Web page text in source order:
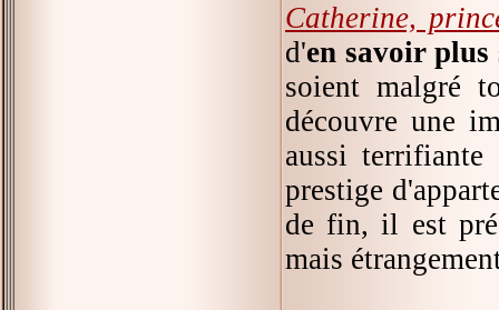
Catherine,
d'en savoir plus
soient malgré
découvre une
aussi
prestige
de fin, il est
mais